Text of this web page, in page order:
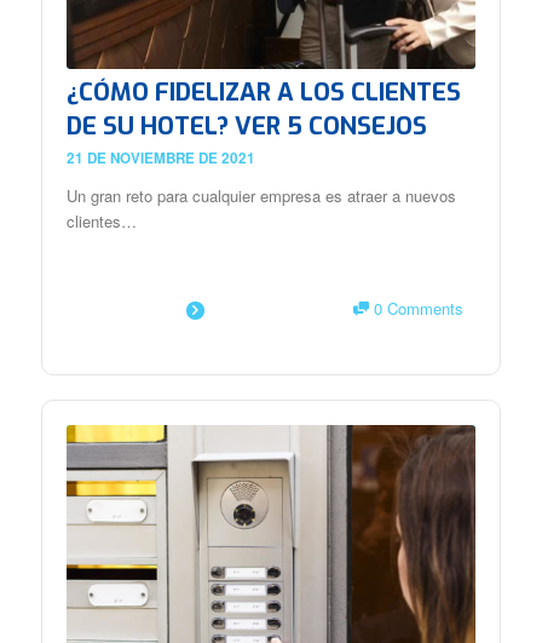
¿CÓMO FIDELIZAR A LOS CLIENTES
DE SU HOTEL? VER 5 CONSEJOS
21 DE NOVIEMBRE DE 2021
Un gran reto para cualquier empresa es atraer a nuevos
clientes…
0 Comments